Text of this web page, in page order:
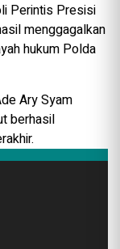
Perintis Presisi
menggagalkan
hukum Polda
Ary Syam
berhasil